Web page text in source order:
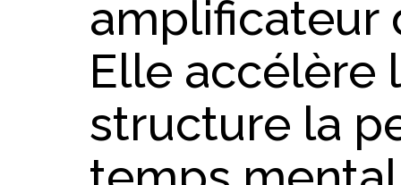
amplificateur
Elle accélère
structure la